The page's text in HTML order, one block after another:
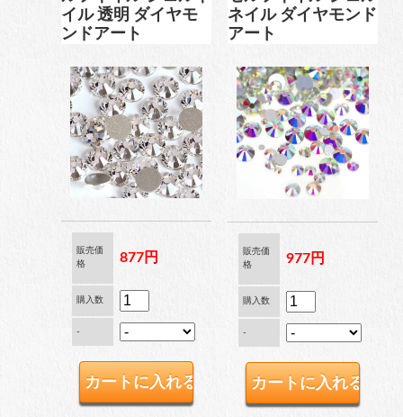
イル 透明 ダイヤモ
ンドアート
販売価
格
877円
購入数
-
ネイル ダイヤモンド
アート
販売価
格
977円
購入数
-